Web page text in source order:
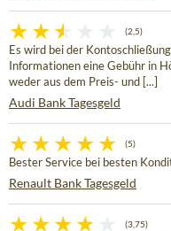
(2,5)
Es wird bei der
Informationen eine Gebühr in
weder aus dem Preis- und [...]
Audi Bank Tagesgeld
(5)
Bester Service bei besten
Renault Bank Tagesgeld
(3,75)